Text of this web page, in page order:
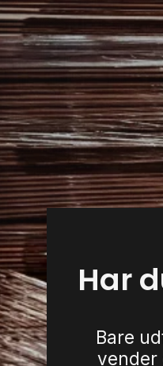
møl i
hjælp
Har
Bare
vender